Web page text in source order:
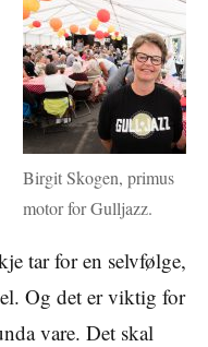
Birgit Skogen, primus
motor for Gulljazz.
tar for en selvfølge,
Og det er viktig for
vare. Det skal